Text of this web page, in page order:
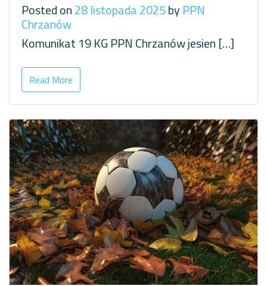
Posted on28 listopada 2025by PPN
Chrzanów
Komunikat 19 KG PPN Chrzanów jesien […]
Read More